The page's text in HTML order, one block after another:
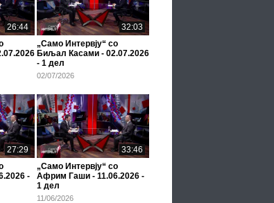
26:44
32:03
„Само Интервју“ со
Биљал Касами - 02.07.2026
- 1 дел
02/07/2026
27:29
-
33:46
„Само Интервју“ со
Африм Гаши - 11.06.2026 -
1 дел
11/06/2026